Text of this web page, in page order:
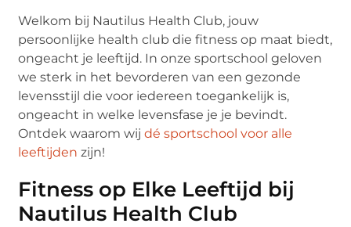
Welkom bij Nautilus Health Club, jouw
persoonlijke health club die fitness op maat biedt,
ongeacht je leeftijd. In onze sportschool geloven
we sterk in het bevorderen van een gezonde
levensstijl die voor iedereen toegankelijk is,
ongeacht in welke levensfase je je bevindt.
Ontdek waarom wijdé sportschool voor alle
leeftijden zijn!
Fitness op Elke Leeftijd bij
Nautilus Health Club